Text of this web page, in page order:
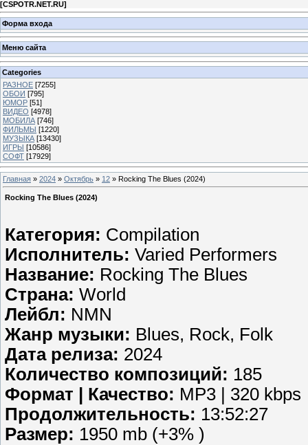
[CSPOTR.NET.RU]
Форма входа
Меню сайта
Categories
РАЗНОЕ [7255]
ОБОИ [795]
ЮМОР [51]
ВИДЕО [4978]
МОБИЛА [746]
ФИЛЬМЫ [1220]
МУЗЫКА [13430]
ИГРЫ [10586]
СОФТ [17929]
Главная » 2024 » Октябрь » 12 » Rocking The Blues (2024)
Rocking The Blues (2024)
Категория: Compilation
Исполнитель: Varied Performers
Название: Rocking The Blues
Страна: World
Лейбл: NMN
Жанр музыки: Blues, Rock, Folk
Дата релиза: 2024
Количество композиций: 185
Формат | Качество: MP3 | 320 kbps
Продолжительность: 13:52:27
Размер: 1950 mb (+3% )